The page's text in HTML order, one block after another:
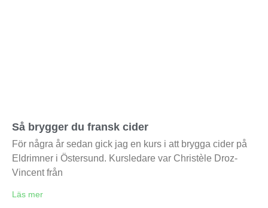
Så brygger du fransk cider
För några år sedan gick jag en kurs i att brygga cider på
Eldrimner i Östersund. Kursledare var Christèle Droz-
Vincent från
Läs mer